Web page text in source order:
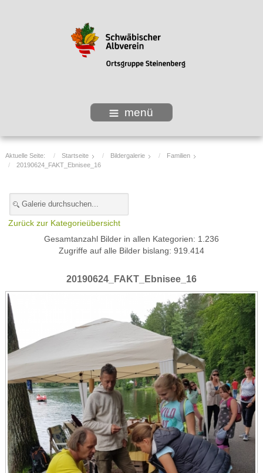
menü
Aktuelle Seite: Startseite Bildergalerie
Familien
20190624_FAKT_Ebnisee_16
Zurück zur Kategorieübersicht
Gesamtanzahl Bilder in allen Kategorien: 1.236
Zugriffe auf alle Bilder bislang: 919.414
20190624_FAKT_Ebnisee_16